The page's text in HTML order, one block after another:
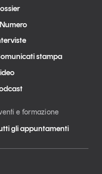
stampa
e formazione
gli appuntamenti